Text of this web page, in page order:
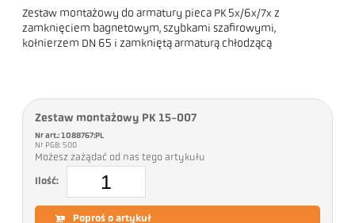
Zestaw montażowy do armatury pieca PK 5x/6x/7x z
zamknięciem bagnetowym, szybkami szafirowymi,
kołnierzem DN 65 i zamkniętą armaturą chłodzącą
Zestaw montażowy PK 15-007
Nr art.: 1088767:PL
Nr PGB: 500
Możesz zażądać od nas tego artykułu
Ilość:
Poproś o artykuł